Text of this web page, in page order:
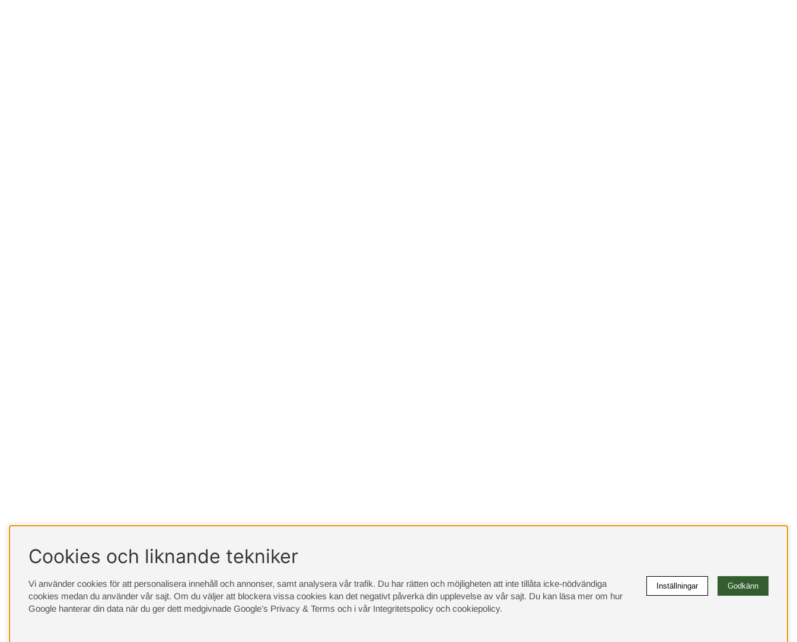
Cookies och liknande tekniker
Vi använder cookies för att personalisera innehåll och annonser, samt analysera vår trafik. Du har rätten och möjligheten att inte tillåta icke-nödvändiga
cookies medan du använder vår sajt. Om du väljer att blockera vissa cookies kan det negativt påverka din upplevelse av vår sajt. Du kan läsa mer om hur
Google hanterar din data när du ger dett medgivnade Google’s Privacy & Terms och i vår Integritetspolicy och cookiepolicy.
Inställningar Godkänn